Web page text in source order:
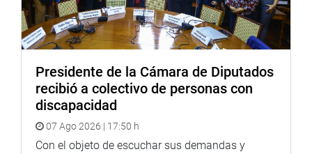
Presidente de la Cámara de Diputados
recibió a colectivo de personas con
discapacidad
07 Ago 2026 | 17:50 h
Con el objeto de escuchar sus demandas y